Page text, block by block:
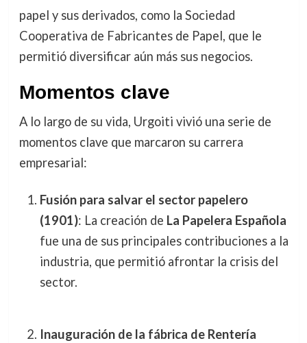
papel y sus derivados, como la Sociedad
Cooperativa de Fabricantes de Papel, que le
permitió diversificar aún más sus negocios.
Momentos clave
A lo largo de su vida, Urgoiti vivió una serie de
momentos clave que marcaron su carrera
empresarial:
Fusión para salvar el sector papelero
(1901): La creación de La Papelera Española
fue una de sus principales contribuciones a la
industria, que permitió afrontar la crisis del
sector.
Inauguración de la fábrica de Rentería